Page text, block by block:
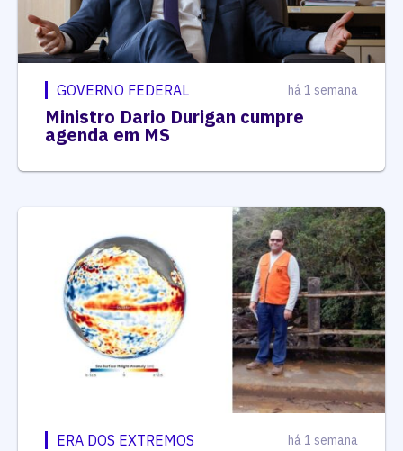
GOVERNO FEDERAL há 1 semana
Ministro Dario Durigan cumpre
agenda em MS
ERA DOS EXTREMOS há 1 semana